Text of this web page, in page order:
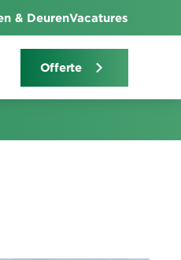
& DeurenVacatures
Offerte